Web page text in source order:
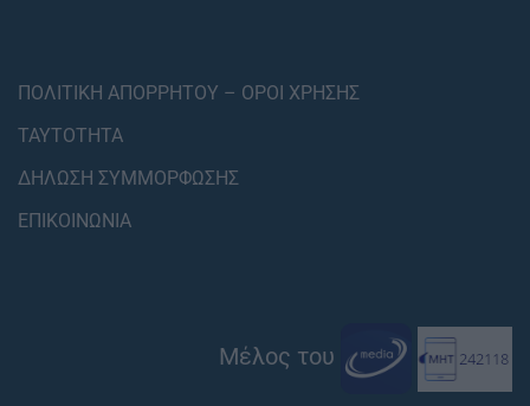
ΠΟΛΙΤΙΚΗ ΑΠΟΡΡΗΤΟΥ – ΟΡΟΙ ΧΡΗΣΗΣ
ΤΑΥΤΟΤΗΤΑ
ΔΗΛΩΣΗ ΣΥΜΜΟΡΦΩΣΗΣ
ΕΠΙΚΟΙΝΩΝΙΑ
Μέλος του